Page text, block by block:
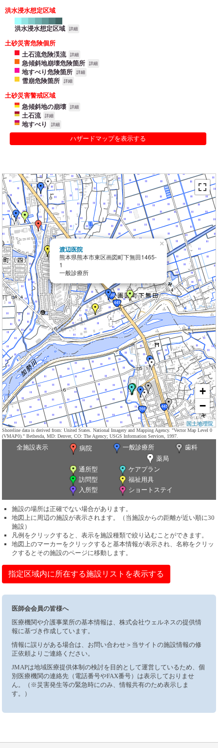
洪水浸水想定区域
洪水浸水想定区域 詳細
土砂災害危険個所
土石流危険渓流
詳細
急傾斜地崩壊危険箇所 詳細
地すべり危険箇所 詳細
雪崩危険箇所 詳細
土砂災害警戒区域
急傾斜地の崩壊
詳細
土石流 詳細
地すべり 詳細
ハザードマップを表示する
渡辺医院
熊本県熊本市東区画図町下無田1465-
1
一般診療所
×
+
−
国土地理院
Shoreline data is derived from: United States. National Imagery and Mapping Agency. "Vector Map Level 0
(VMAP0)." Bethesda, MD: Denver, CO: The Agency; USGS Information Services, 1997.
全施設表示 病院 一般診療所
歯科
薬局
通所型
ケアプラン
訪問型
福祉用具
入所型
ショートステイ
施設の場所は正確でない場合があります。
地図上に周辺の施設が表示されます。（当施設からの距離が近い順に30
施設）
凡例をクリックすると、表示を施設種類で絞り込むことができます。
地図上のマーカーをクリックすると基本情報が表示され、名称をクリッ
クするとその施設のページに移動します。
指定区域内に所在する施設リストを表示する
医師会会員の皆様へ
医療機関や介護事業所の基本情報は、株式会社ウェルネスの提供情
報に基づき作成しています。
情報に誤りがある場合は、お問い合わせ＞当サイトの施設情報の修
正依頼よりご連絡ください。
JMAPは地域医療提供体制の検討を目的として運営しているため、個
別医療機関の連絡先（電話番号やFAX番号）は表示しておりませ
ん。（※災害発生等の緊急時にのみ、情報共有のため表示しま
す。）